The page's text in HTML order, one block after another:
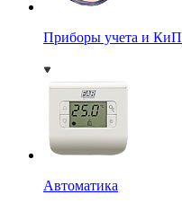
Приборы учета и КиП
Автоматика